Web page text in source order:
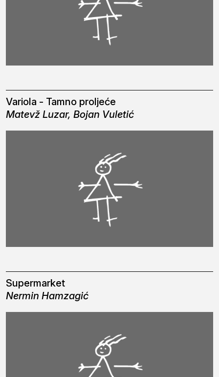
Variola - Tamno proljeće
Matevž Luzar, Bojan Vuletić
Supermarket
Nermin Hamzagić